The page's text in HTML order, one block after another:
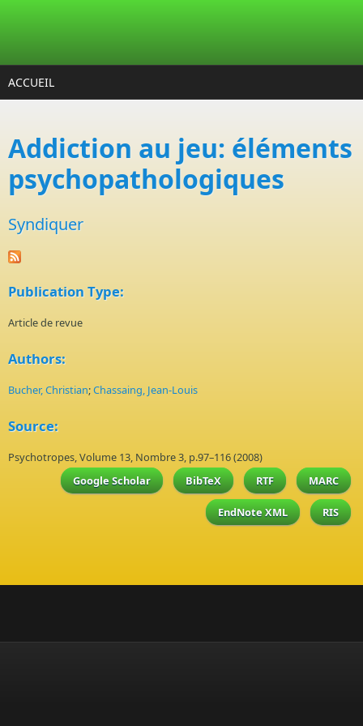
ACCUEIL
Addiction au jeu: éléments
psychopathologiques
Syndiquer
Publication Type:
Article de revue
Authors:
Bucher, Christian;Chassaing, Jean-Louis
Source:
Psychotropes, Volume 13, Nombre 3, p.97–116 (2008)
Google Scholar
BibTeX RTF MARC
EndNote XML RIS